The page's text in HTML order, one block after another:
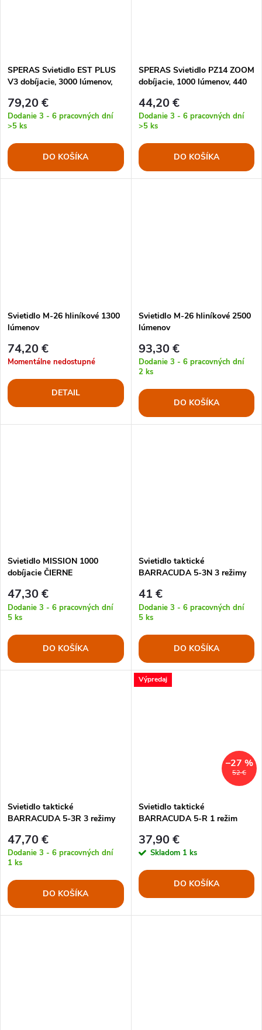
SPERAS Svietidlo EST PLUS
V3 dobíjacie, 3000 lúmenov,
79,20 €
Dodanie 3 - 6 pracovných dní
>5 ks
DO KOŠÍKA
SPERAS Svietidlo PZ14 ZOOM
dobíjacie, 1000 lúmenov, 440
44,20 €
Dodanie 3 - 6 pracovných dní
>5 ks
DO KOŠÍKA
Svietidlo M-26 hliníkové 1300
lúmenov
74,20 €
Momentálne nedostupné
DETAIL
Svietidlo M-26 hliníkové 2500
lúmenov
93,30 €
Dodanie 3 - 6 pracovných dní
2 ks
DO KOŠÍKA
Svietidlo MISSION 1000
dobíjacie ČIERNE
47,30 €
Dodanie 3 - 6 pracovných dní
5 ks
DO KOŠÍKA
Svietidlo taktické
BARRACUDA 5-3N 3 režimy
41 €
Dodanie 3 - 6 pracovných dní
5 ks
DO KOŠÍKA
Svietidlo taktické
BARRACUDA 5-3R 3 režimy
47,70 €
Dodanie 3 - 6 pracovných dní
1 ks
DO KOŠÍKA
Výpredaj
52 €
–27 %
Svietidlo taktické
BARRACUDA 5-R 1 režim
37,90 €
Skladom 1 ks
DO KOŠÍKA